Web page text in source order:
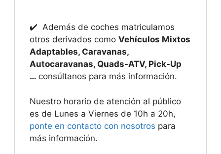
✔️ Además de coches matriculamos
otros derivados como Vehículos Mixtos
Adaptables, Caravanas,
Autocaravanas, Quads-ATV, Pick-Up
… consúltanos para más información.
Nuestro horario de atención al público
es de Lunes a Viernes de 10h a 20h,
ponte en contacto con nosotros para
más información.